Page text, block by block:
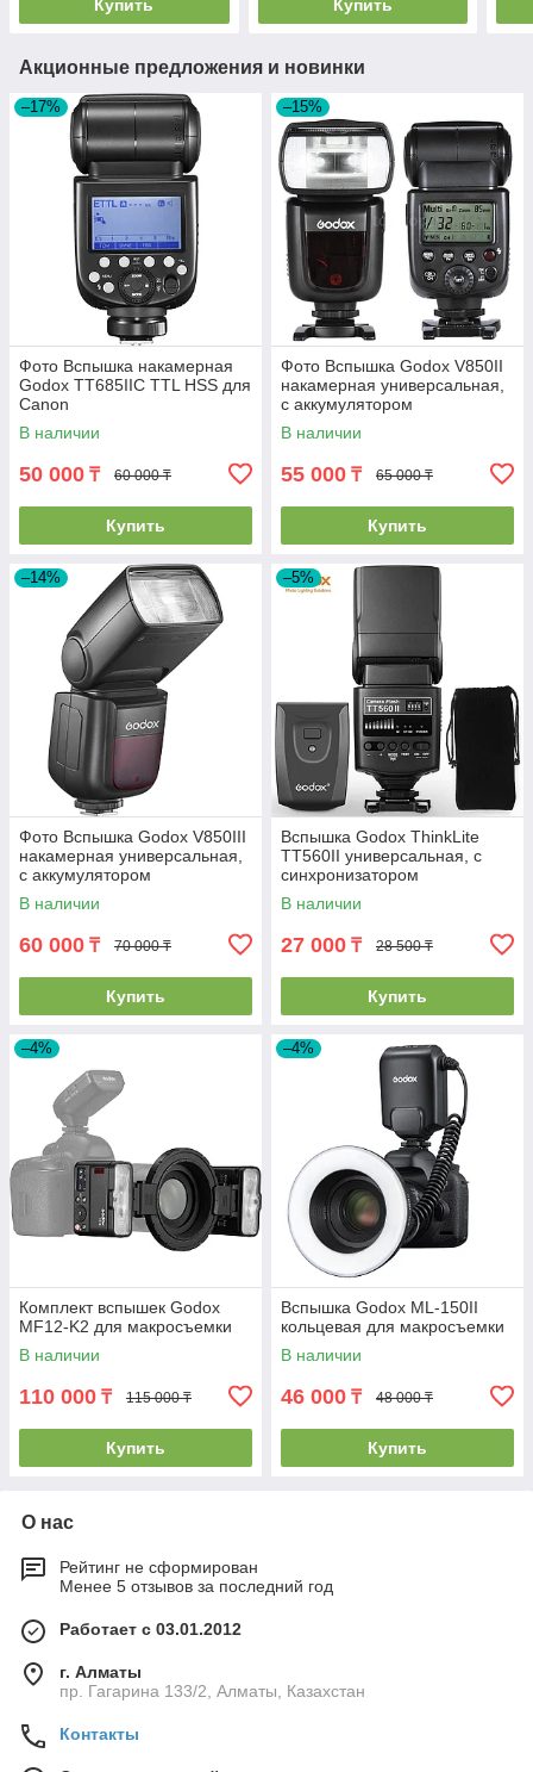
Купить Купить
Акционные предложения и новинки
–17%
Фото Вспышка накамерная
Godox TT685IIС TTL HSS для
Canon
В наличии
50 000 ₸ 60 000 ₸
Купить
–15%
Фото Вспышка Godox V850II
накамерная универсальная,
с аккумулятором
В наличии
55 000 ₸ 65 000 ₸
Купить
–14%
Фото Вспышка Godox V850III
накамерная универсальная,
с аккумулятором
В наличии
60 000 ₸ 70 000 ₸
Купить
–5%
Вспышка Godox ThinkLite
TT560II универсальная, с
синхронизатором
В наличии
27 000 ₸ 28 500 ₸
Купить
–4%
Комплект вспышек Godox
MF12-K2 для макросъемки
В наличии
110 000 ₸ 115 000 ₸
Купить
–4%
Вспышка Godox ML-150II
кольцевая для макросъемки
В наличии
46 000 ₸ 48 000 ₸
Купить
О нас
Рейтинг не сформирован
Менее 5 отзывов за последний год
Работает с 03.01.2012
г. Алматы
пр. Гагарина 133/2, Алматы, Казахстан
Контакты